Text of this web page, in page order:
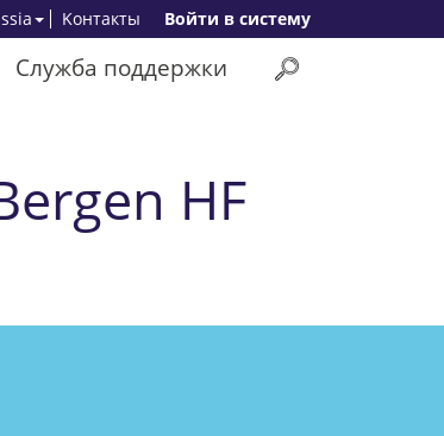
Bойти в систему
Kонтакты
Служба поддержки
HF